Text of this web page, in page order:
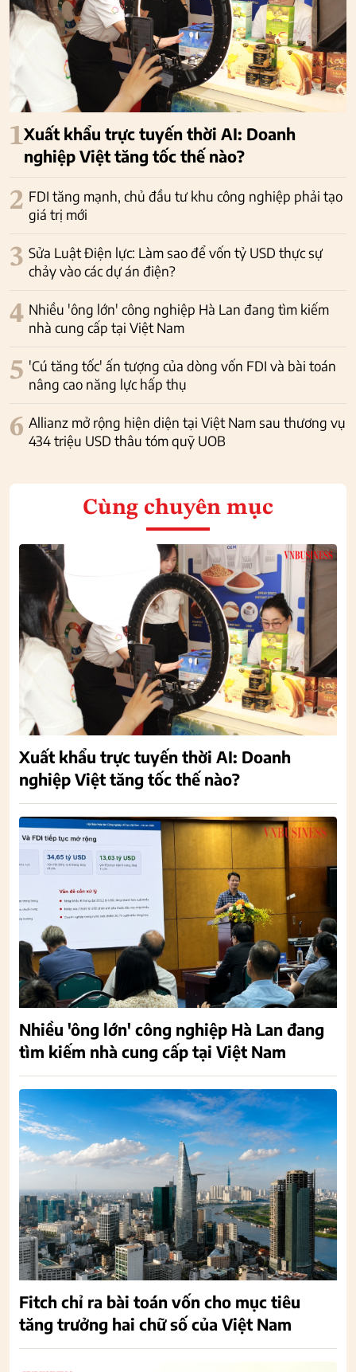
1Xuất khẩu trực tuyến thời AI: Doanh
nghiệp Việt tăng tốc thế nào?
2 FDI tăng mạnh, chủ đầu tư khu công nghiệp phải tạo
giá trị mới
3 Sửa Luật Điện lực: Làm sao để vốn tỷ USD thực sự
chảy vào các dự án điện?
4 Nhiều 'ông lớn' công nghiệp Hà Lan đang tìm kiếm
nhà cung cấp tại Việt Nam
5 'Cú tăng tốc' ấn tượng của dòng vốn FDI và bài toán
nâng cao năng lực hấp thụ
6 Allianz mở rộng hiện diện tại Việt Nam sau thương vụ
434 triệu USD thâu tóm quỹ UOB
Cùng chuyên mục
Xuất khẩu trực tuyến thời AI: Doanh
nghiệp Việt tăng tốc thế nào?
Nhiều 'ông lớn' công nghiệp Hà Lan đang
tìm kiếm nhà cung cấp tại Việt Nam
Fitch chỉ ra bài toán vốn cho mục tiêu
tăng trưởng hai chữ số của Việt Nam